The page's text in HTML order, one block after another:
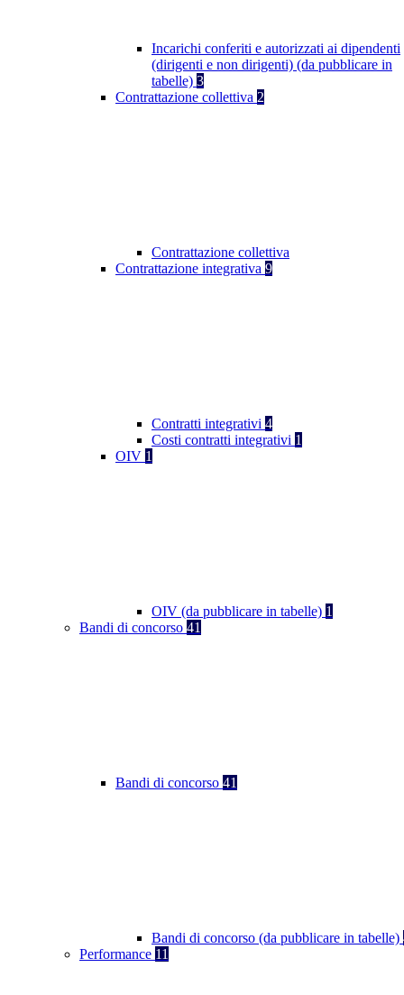
Incarichi conferiti e autorizzati ai dipendenti
(dirigenti e non dirigenti) (da pubblicare in
tabelle) 3
Contrattazione collettiva 2
Contrattazione collettiva
Contrattazione integrativa 9
Contratti integrativi 4
Costi contratti integrativi 1
OIV 1
OIV (da pubblicare in tabelle) 1
Bandi di concorso 41
Bandi di concorso 41
Bandi di concorso (da pubblicare in tabelle)
Performance 11